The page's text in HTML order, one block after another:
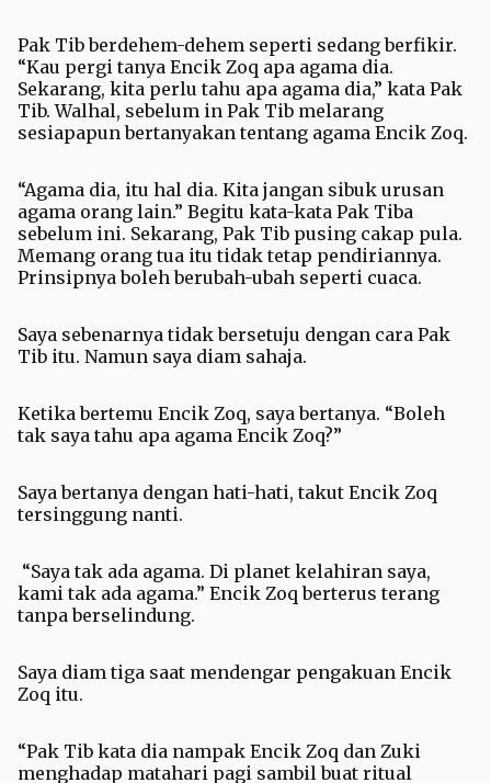
Pak Tib berdehem-dehem seperti sedang berfikir.
“Kau pergi tanya Encik Zoq apa agama dia.
Sekarang, kita perlu tahu apa agama dia,” kata Pak
Tib. Walhal, sebelum in Pak Tib melarang
sesiapapun bertanyakan tentang agama Encik Zoq.
“Agama dia, itu hal dia. Kita jangan sibuk urusan
agama orang lain.” Begitu kata-kata Pak Tiba
sebelum ini. Sekarang, Pak Tib pusing cakap pula.
Memang orang tua itu tidak tetap pendiriannya.
Prinsipnya boleh berubah-ubah seperti cuaca.
Saya sebenarnya tidak bersetuju dengan cara Pak
Tib itu. Namun saya diam sahaja.
Ketika bertemu Encik Zoq, saya bertanya. “Boleh
tak saya tahu apa agama Encik Zoq?”
Saya bertanya dengan hati-hati, takut Encik Zoq
tersinggung nanti.
“Saya tak ada agama. Di planet kelahiran saya,
kami tak ada agama.” Encik Zoq berterus terang
tanpa berselindung.
Saya diam tiga saat mendengar pengakuan Encik
Zoq itu.
“Pak Tib kata dia nampak Encik Zoq dan Zuki
menghadap matahari pagi sambil buat ritual